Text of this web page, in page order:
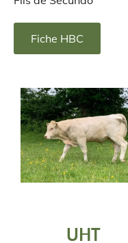
Fiche HBC
UHT